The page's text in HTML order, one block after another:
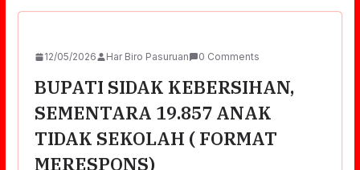
12/05/2026 Har Biro Pasuruan 0 Comments
BUPATI SIDAK KEBERSIHAN,
SEMENTARA 19.857 ANAK
TIDAK SEKOLAH ( FORMAT
MERESPONS)